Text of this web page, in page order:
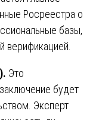
Росреестра о
базы,
верификацией.
Это
будет
Эксперт